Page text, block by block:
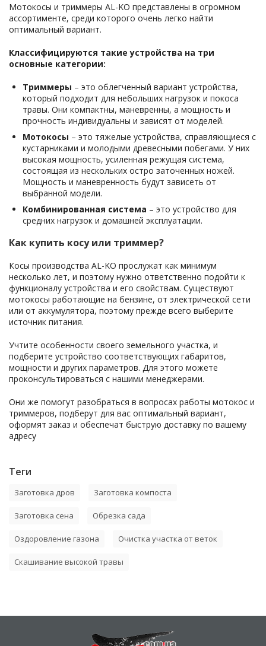
Мотокосы и триммеры AL-KO представлены в огромном
ассортименте, среди которого очень легко найти
оптимальный вариант.
Классифицируются такие устройства на три
основные категории:
Триммеры – это облегченный вариант устройства,
который подходит для небольших нагрузок и покоса
травы. Они компактны, маневренны, а мощность и
прочность индивидуальны и зависят от моделей.
Мотокосы – это тяжелые устройства, справляющиеся с
кустарниками и молодыми древесными побегами. У них
высокая мощность, усиленная режущая система,
состоящая из нескольких остро заточенных ножей.
Мощность и маневренность будут зависеть от
выбранной модели.
Комбинированная система – это устройство для
средних нагрузок и домашней эксплуатации.
Как купить косу или триммер?
Косы производства AL-KO прослужат как минимум
несколько лет, и поэтому нужно ответственно подойти к
функционалу устройства и его свойствам. Существуют
мотокосы работающие на бензине, от электрической сети
или от аккумулятора, поэтому прежде всего выберите
источник питания.
Учтите особенности своего земельного участка, и
подберите устройство соответствующих габаритов,
мощности и других параметров. Для этого можете
проконсультироваться с нашими менеджерами.
Они же помогут разобраться в вопросах работы мотокос и
триммеров, подберут для вас оптимальный вариант,
оформят заказ и обеспечат быструю доставку по вашему
адресу
Теги
Заготовка дров Заготовка компоста
Заготовка сена Обрезка сада
Оздоровление газона Очистка участка от веток
Скашивание высокой травы